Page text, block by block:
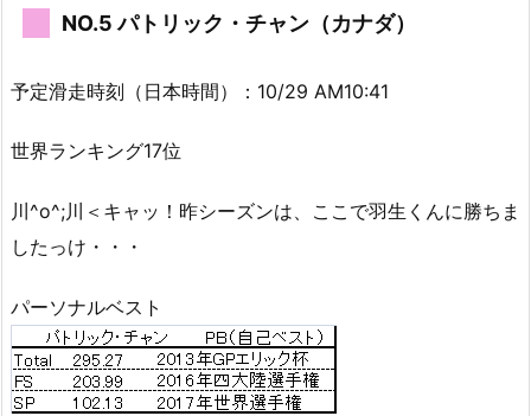
NO.5 パトリック・チャン（カナダ）
予定滑走時刻（日本時間）：10/29 AM10:41
世界ランキング17位
川^o^;川＜キャッ！昨シーズンは、ここで羽生くんに勝ちま
したっけ・・・
パーソナルベスト